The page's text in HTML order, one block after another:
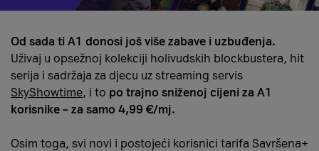
Od sada ti A1 donosi još više zabave i uzbuđenja.
Uživaj u opsežnoj kolekciji holivudskih blockbustera, hit
serija i sadržaja za djecu uz streaming servis
SkyShowtime, i to po trajno sniženoj cijeni za A1
korisnike – za samo 4,99 €/mj.
Osim toga, svi novi i postojeći korisnici tarifa Savršena+